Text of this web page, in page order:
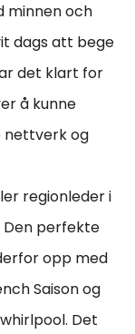
minnen och
dags att bege
det klart for
å kunne
nettverk og
regionleder i
Den perfekte
opp med
Saison og
Det